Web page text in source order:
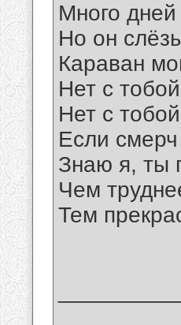
Много
Но он
Караван
Нет с
Нет с
Если смерч
Знаю я, ты
Чем
Тем